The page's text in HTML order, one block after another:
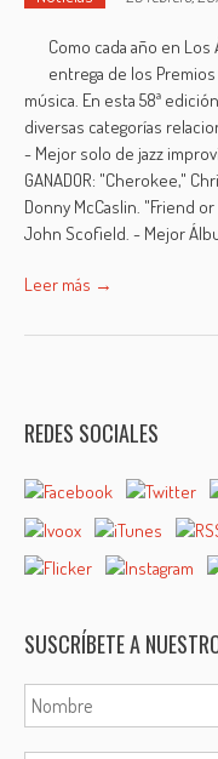
Como cada año en
entrega de los
música. En esta 58ª
diversas categorías
- Mejor solo de jazz
GANADOR: "Cherokee,"
Donny McCaslin. "Friend
John Scofield. - Mejor
Leer más →
REDES SOCIALES
SUSCRÍBETE A